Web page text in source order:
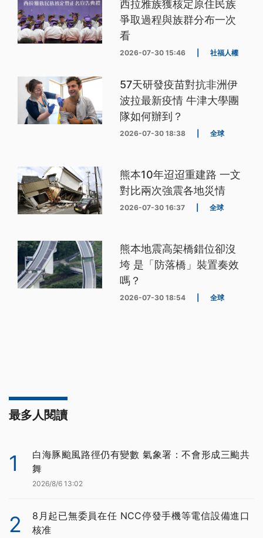
西拉雅族獲核定原住民族
爭取過程與族群分布一次
看
2026-07-30 15:46 社福人權
57天研發疫苗對抗非洲伊
波拉最新疫情 牛津大學團
隊如何辦到？
2026-07-30 18:38 全球
熊本10年迢迢重建路 一文
對比兩次強震各地災情
2026-07-30 16:37 全球
熊本地震高架橋錯位卻沒
垮 是「防落橋」裝置奏效
嗎？
2026-07-30 18:54 全球
最多人閱讀
1
白海豚颱風路徑仍有變數 氣象署：不會形成三颱共
舞
2026/8/6 13:02
2
8月起已無委員在任 NCC停發手機等電信設備進口
核准